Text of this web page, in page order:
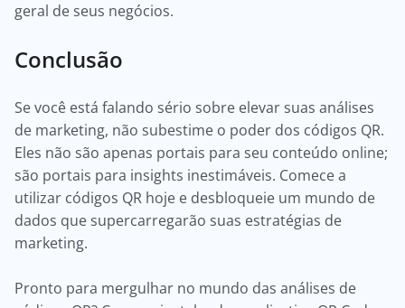
geral de seus negócios.
Conclusão
Se você está falando sério sobre elevar suas análises
de marketing, não subestime o poder dos códigos QR.
Eles não são apenas portais para seu conteúdo online;
são portais para insights inestimáveis. Comece a
utilizar códigos QR hoje e desbloqueie um mundo de
dados que supercarregarão suas estratégias de
marketing.
Pronto para mergulhar no mundo das análises de